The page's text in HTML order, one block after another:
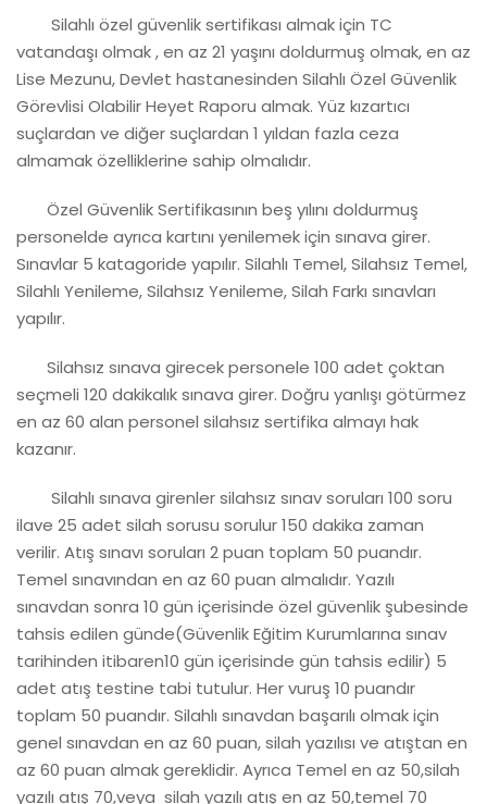
Silahlı özel güvenlik sertifikası almak için TC
vatandaşı olmak , en az 21 yaşını doldurmuş olmak, en az
Lise Mezunu, Devlet hastanesinden Silahlı Özel Güvenlik
Görevlisi Olabilir Heyet Raporu almak. Yüz kızartıcı
suçlardan ve diğer suçlardan 1 yıldan fazla ceza
almamak özelliklerine sahip olmalıdır.
Özel Güvenlik Sertifikasının beş yılını doldurmuş
personelde ayrıca kartını yenilemek için sınava girer.
Sınavlar 5 katagoride yapılır. Silahlı Temel, Silahsız Temel,
Silahlı Yenileme, Silahsız Yenileme, Silah Farkı sınavları
yapılır.
Silahsız sınava girecek personele 100 adet çoktan
seçmeli 120 dakikalık sınava girer. Doğru yanlışı götürmez
en az 60 alan personel silahsız sertifika almayı hak
kazanır.
Silahlı sınava girenler silahsız sınav soruları 100 soru
ilave 25 adet silah sorusu sorulur 150 dakika zaman
verilir. Atış sınavı soruları 2 puan toplam 50 puandır.
Temel sınavından en az 60 puan almalıdır. Yazılı
sınavdan sonra 10 gün içerisinde özel güvenlik şubesinde
tahsis edilen günde(Güvenlik Eğitim Kurumlarına sınav
tarihinden itibaren10 gün içerisinde gün tahsis edilir) 5
adet atış testine tabi tutulur. Her vuruş 10 puandır
toplam 50 puandır. Silahlı sınavdan başarılı olmak için
genel sınavdan en az 60 puan, silah yazılısı ve atıştan en
az 60 puan almak gereklidir. Ayrıca Temel en az 50,silah
yazılı atış 70,veya silah yazılı atış en az 50,temel 70
RANDEVU AL
SINAV SONUÇLARI
DİLEKÇE ÖRNEKLERİ
Blog (22)